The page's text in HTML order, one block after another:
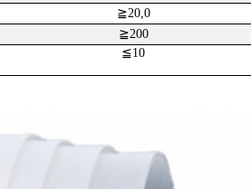
≧20,0
≧200
≦10